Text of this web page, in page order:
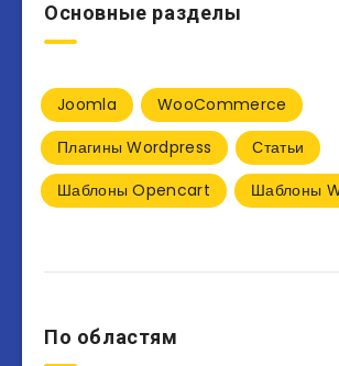
Основные разделы
Joomla
WooCommerce
Плагины Wordpress
Статьи
Шаблоны Opencart
Шаблоны
По областям